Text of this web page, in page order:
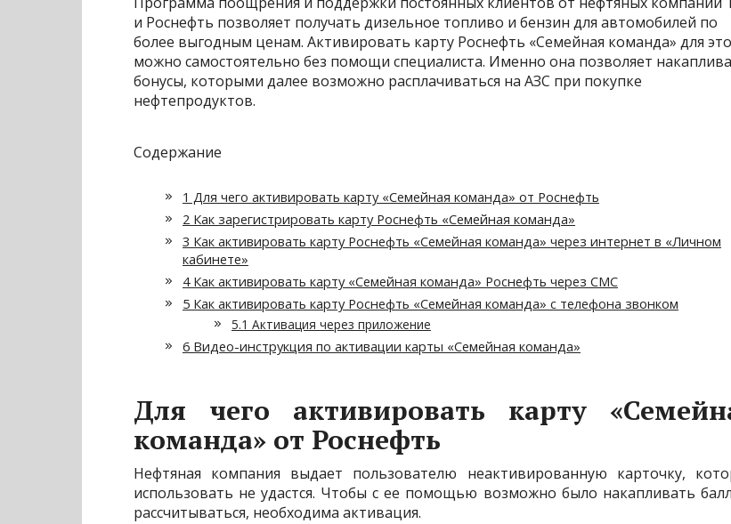
и Роснефть позволяет получать дизельное топливо и бензин для автомобилей по
более выгодным ценам. Активировать карту Роснефть «Семейная команда» для
можно самостоятельно без помощи специалиста. Именно она позволяет
бонусы, которыми далее возможно расплачиваться на АЗС при покупке
нефтепродуктов.
Содержание
1 Для чего активировать карту «Семейная команда» от Роснефть
2 Как зарегистрировать карту Роснефть «Семейная команда»
3 Как активировать карту Роснефть «Семейная команда» через интернет в «Личном
кабинете»
4Как активировать карту «Семейная команда» Роснефть через СМС
5 Как активировать карту Роснефть «Семейная команда» с телефона звонком
5.1 Активация через приложение
6 Видео-инструкция по активации карты «Семейная команда»
Для чего активировать карту
команда» от Роснефть
Нефтяная компания выдает пользователю неактивированную карточку,
использовать не удастся. Чтобы с ее помощью возможно было накапливать
рассчитываться, необходима активация.